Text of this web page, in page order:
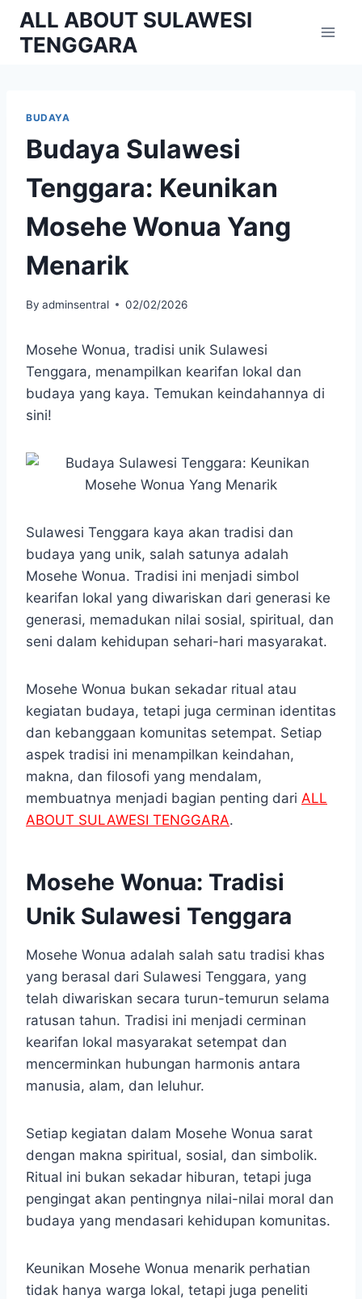
Skip
content
ALL ABOUT SULAWESI
TENGGARA
BUDAYA
Budaya Sulawesi
Tenggara: Keunikan
Mosehe Wonua Yang
Menarik
By adminsentral 02/02/2026
Mosehe Wonua, tradisi unik Sulawesi
Tenggara, menampilkan kearifan lokal dan
budaya yang kaya. Temukan keindahannya di
sini!
Sulawesi Tenggara kaya akan tradisi dan
budaya yang unik, salah satunya adalah
Mosehe Wonua. Tradisi ini menjadi simbol
kearifan lokal yang diwariskan dari generasi ke
generasi, memadukan nilai sosial, spiritual, dan
seni dalam kehidupan sehari-hari masyarakat.
Mosehe Wonua bukan sekadar ritual atau
kegiatan budaya, tetapi juga cerminan identitas
dan kebanggaan komunitas setempat. Setiap
aspek tradisi ini menampilkan keindahan,
makna, dan filosofi yang mendalam,
membuatnya menjadi bagian penting dari ALL
ABOUT SULAWESI TENGGARA.
Mosehe Wonua: Tradisi
Unik Sulawesi Tenggara
Mosehe Wonua adalah salah satu tradisi khas
yang berasal dari Sulawesi Tenggara, yang
telah diwariskan secara turun-temurun selama
ratusan tahun. Tradisi ini menjadi cerminan
kearifan lokal masyarakat setempat dan
mencerminkan hubungan harmonis antara
manusia, alam, dan leluhur.
Setiap kegiatan dalam Mosehe Wonua sarat
dengan makna spiritual, sosial, dan simbolik.
Ritual ini bukan sekadar hiburan, tetapi juga
pengingat akan pentingnya nilai-nilai moral dan
budaya yang mendasari kehidupan komunitas.
Keunikan Mosehe Wonua menarik perhatian
tidak hanya warga lokal, tetapi juga peneliti